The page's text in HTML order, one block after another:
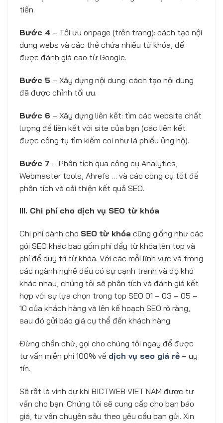
tiến.
Bước 4 – Tối ưu onpage (trên trang): cách tạo nội
dung webs và các thẻ chứa nhiều từ khóa, để
được đánh giá cao từ Google.
Bước 5 – Xây dựng nội dung: cách tạo nội dung
đã được chỉnh tối ưu.
Bước 6 – Xây dựng liên kết: tìm các website chất
lượng để liên kết với site của bạn (các liên kết
được công tụ tìm kiếm coi như lá phiếu ủng hộ).
Bước 7 – Phân tích qua công cụ Analytics,
Webmaster tools, Ahrefs … và các công cụ tốt để
phân tích và cải thiện kết quả SEO.
III. Chi phí cho dịch vụ SEO từ khóa
Chi phí dành cho SEO từ khóa cũng giống như các
gói SEO khác bao gồm phí đẩy từ khóa lên top và
phí để duy trì từ khóa. Với các mỗi lĩnh vực và trong
các ngành nghề đều có sự cạnh tranh và độ khó
khác nhau, chúng tôi sẽ phân tích và đánh giá kết
hợp với sự lựa chọn trong top SEO 01 – 03 – 05 –
10 của khách hàng và lên kế hoạch SEO rõ ràng,
sau đó gửi báo giá cụ thể đến khách hàng.
Đừng chần chừ, gọi cho chúng tôi ngay để được
tư vấn miễn phí 100% về dịch vụ seo giá rẻ – uy
tín.
Sẽ rất là vinh dự khi BICTWEB VIET NAM được tư
vấn cho bạn. Chúng tôi sẽ cung cấp cho bạn báo
giá, tư vấn chuyên sâu theo yêu cầu bạn gửi. Xin